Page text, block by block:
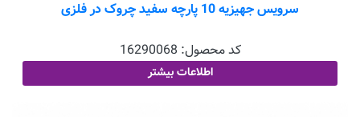
سرویس جهیزیه 10 پارچه سفید چروک در فلزی
کد محصول: 16290068
اطلاعات بیشتر